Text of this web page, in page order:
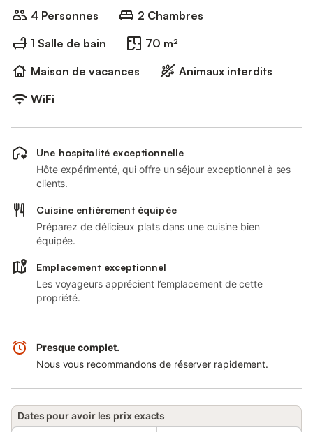
4 Personnes
2 Chambres
1 Salle de bain
70 m²
Maison de vacances
Animaux interdits
WiFi
Une hospitalité exceptionnelle
Hôte expérimenté, qui offre un séjour exceptionnel à ses
clients.
Cuisine entièrement équipée
Préparez de délicieux plats dans une cuisine bien
équipée.
Emplacement exceptionnel
Les voyageurs apprécient l’emplacement de cette
propriété.
Presque complet.
Nous vous recommandons de réserver rapidement.
Dates pour avoir les prix exacts